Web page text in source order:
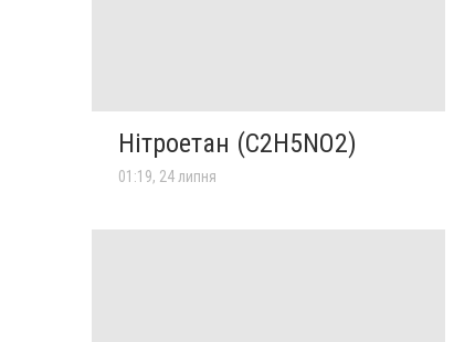
Нітроетан (C2H5NO2)
01:19, 24 липня